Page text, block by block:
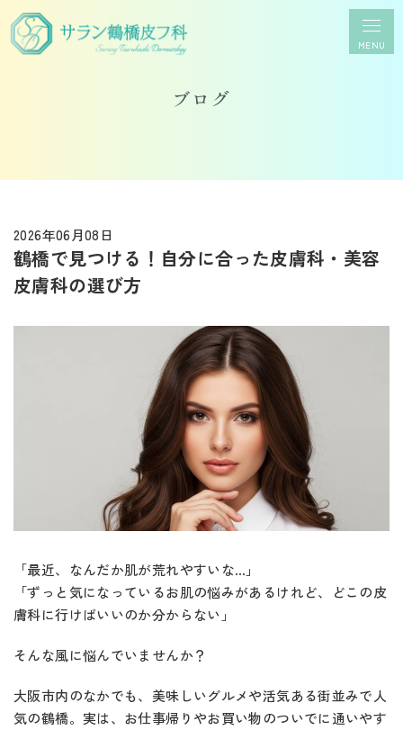
MENU
ブログ
2026年06月08日
鶴橋で見つける！自分に合った皮膚科・美容
皮膚科の選び方
「最近、なんだか肌が荒れやすいな…」
「ずっと気になっているお肌の悩みがあるけれど、どこの皮
膚科に行けばいいのか分からない」
そんな風に悩んでいませんか？
大阪市内のなかでも、美味しいグルメや活気ある街並みで人
気の鶴橋。実は、お仕事帰りやお買い物のついでに通いやす